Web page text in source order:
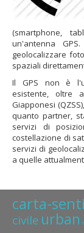
(smartphone,
un'antenna
geolocalizzare
spaziali
Il GPS non è
esistente, oltre a
Giapponesi
quanto partner,
servizi di
costellazione di
servizi di
a quelle
carta-
civile urban